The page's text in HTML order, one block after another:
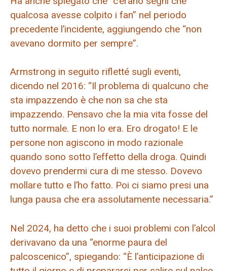
qualcosa avesse colpito i fan” nel periodo
precedente l’incidente, aggiungendo che “non
avevano dormito per sempre”.
Armstrong in seguito rifletté sugli eventi,
dicendo nel 2016: “Il problema di qualcuno che
sta impazzendo è che non sa che sta
impazzendo. Pensavo che la mia vita fosse del
tutto normale. E non lo era. Ero drogato! E le
persone non agiscono in modo razionale
quando sono sotto l’effetto della droga. Quindi
dovevo prendermi cura di me stesso. Dovevo
mollare tutto e l’ho fatto. Poi ci siamo presi una
lunga pausa che era assolutamente necessaria.”
Nel 2024, ha detto che i suoi problemi con l’alcol
derivavano da una “enorme paura del
palcoscenico”, spiegando: “È l’anticipazione di